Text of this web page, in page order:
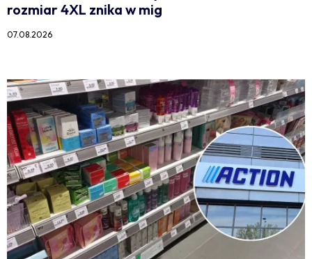
rozmiar 4XL znika w mig
07.08.2026